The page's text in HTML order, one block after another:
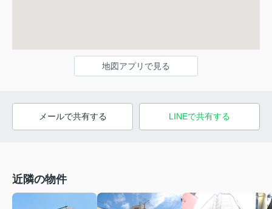
地図アプリで見る
メールで共有する LINEで共有する
近隣の物件